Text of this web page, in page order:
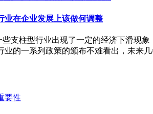
业在企业发展上该做何调整
柱型行业出现了一定的经济下滑现象
业的一系列政策的颁布不难看出，未来